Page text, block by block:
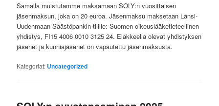
Samalla muistutamme maksamaan SOLY:n vuosittaisen
jäsenmaksun, joka on 20 euroa. Jäsenmaksu maksetaan Länsi-
Uudenmaan Säästöpankin tilille: Suomen oikeuslääketieteellinen
yhdistys, FI15 4006 0010 3125 24. Eläkkeellä olevat yhdistyksen
jäsenet ja kunniajäsenet on vapautettu jäsenmaksusta.
Kategoriat: Uncategorized